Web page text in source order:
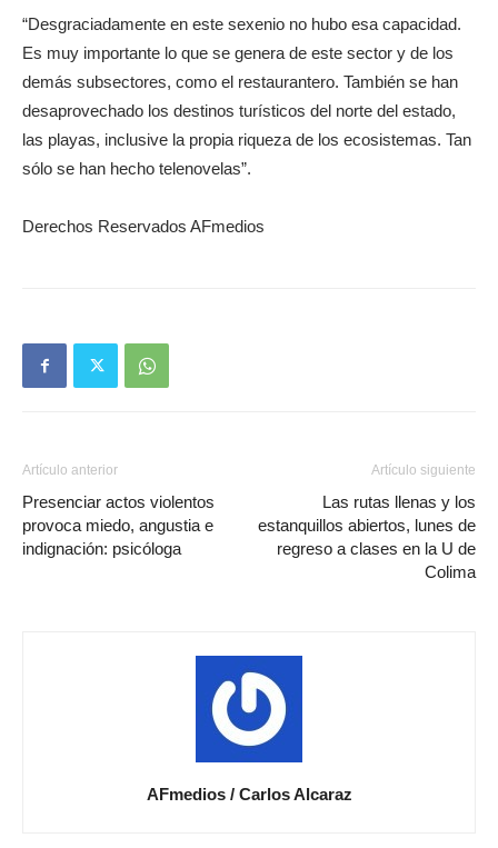
“Desgraciadamente en este sexenio no hubo esa capacidad.
Es muy importante lo que se genera de este sector y de los
demás subsectores, como el restaurantero. También se han
desaprovechado los destinos turísticos del norte del estado,
las playas, inclusive la propia riqueza de los ecosistemas. Tan
sólo se han hecho telenovelas”.
Derechos Reservados AFmedios
Artículo anterior
Presenciar actos violentos
provoca miedo, angustia e
indignación: psicóloga
Artículo siguiente
Las rutas llenas y los
estanquillos abiertos, lunes de
regreso a clases en la U de
Colima
AFmedios / Carlos Alcaraz